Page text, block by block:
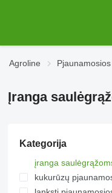
Agroline Pjaunamosios
Įranga
Kategorija
įranga
kukurūzų